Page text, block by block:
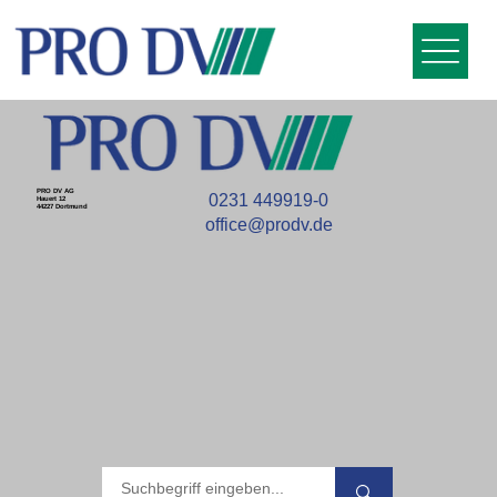
PRO DV AG
Hauert 12
44227 Dortmund
0231 449919-0
office@prodv.de